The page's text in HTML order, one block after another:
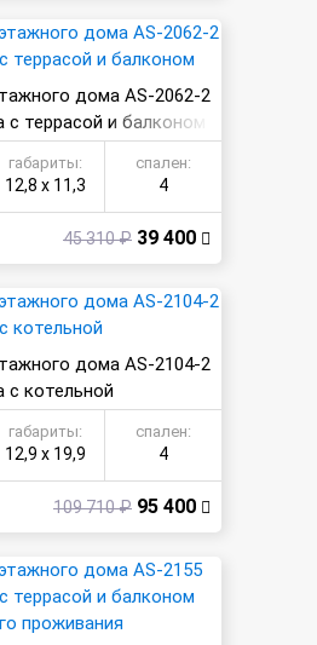
дома AS-2062-2
с террасой и балконом
габариты:
12,8 х 11,3
спален:
4
45 310 ₽ 39 400
дома AS-2104-2
с котельной
габариты:
12,9 х 19,9
спален:
4
109 710 ₽ 95 400